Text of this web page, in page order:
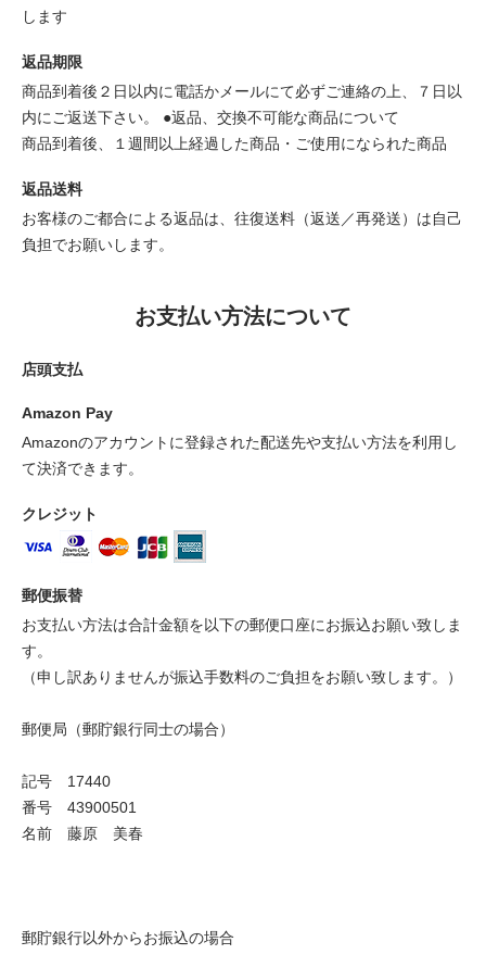
します
返品期限
商品到着後２日以内に電話かメールにて必ずご連絡の上、７日以
内にご返送下さい。 ●返品、交換不可能な商品について
商品到着後、１週間以上経過した商品・ご使用になられた商品
返品送料
お客様のご都合による返品は、往復送料（返送／再発送）は自己
負担でお願いします。
お支払い方法について
店頭支払
Amazon Pay
Amazonのアカウントに登録された配送先や支払い方法を利用し
て決済できます。
クレジット
郵便振替
お支払い方法は合計金額を以下の郵便口座にお振込お願い致しま
す。
（申し訳ありませんが振込手数料のご負担をお願い致します。）
郵便局（郵貯銀行同士の場合）
記号 17440
番号 43900501
名前 藤原 美春
郵貯銀行以外からお振込の場合